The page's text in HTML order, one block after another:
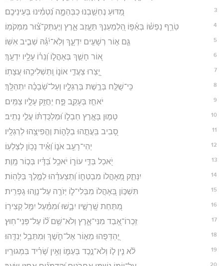
3 מַ֭דּוּעַ נֶחְשַׁ֣בְנוּ כַבְּהֵמָ֑ה נִ֝טְמִ֗ינוּ בְּעֵינֵיכֶֽם׃
4 טֹֽרֵ֥ף נַפְשׁ֗וֹ בְּאַ֫פּ֥וֹ הַ֭לְמַעַנְךָ תֵּעָ֣זַב אָ֑רֶץ וְיֶעְתַּק־צ֝֗וּר מִמְּקֹמֽוֹ׃
5 גַּ֤ם א֣וֹר רְשָׁעִ֣ים יִדְעָ֑ךְ וְלֹֽא־יִ֝גַּ֗הּ שְׁבִ֣יב אִשּֽׁוֹ׃
6 א֭וֹר חָשַׁ֣ךְ בְּאָהֳל֑וֹ וְ֝נֵר֗וֹ עָלָ֥יו יִדְעָֽךְ׃
7 יֵֽ֭צְרוּ צַעֲדֵ֣י אוֹנ֑וֹ וְֽתַשְׁלִיכֵ֥הוּ עֲצָתֽוֹ׃
8 כִּֽי־שֻׁלַּ֣ח בְּרֶ֣שֶׁת בְּרַגְלָ֑יו וְעַל־שְׂ֝בָכָ֗ה יִתְהַלָּֽךְ׃
9 יֹאחֵ֣ז בְּעָקֵ֣ב פָּ֑ח יַחֲזֵ֖ק עָלָ֣יו צַמִּֽים׃
10 טָמ֣וּן בָּאָ֣רֶץ חַבְל֑וֹ וּ֝מַלְכֻּדְתּ֗וֹ עֲלֵ֣י נָתִֽיב׃
11 סָ֭בִיב בִּֽעֲתֻ֣הוּ בַלָּה֑וֹת וֶהֱפִיצֻ֥הוּ לְרַגְלָֽיו׃
12 יְהִי־רָעֵ֥ב אֹנ֑וֹ וְ֝אֵ֗יד נָכ֥וֹן לְצַלְעֽוֹ׃
13 יֹ֭אכַל בַּדֵּ֣י עוֹר֑וֹ יֹאכַ֥ל בַּ֝דָּ֗יו בְּכ֣וֹר מָֽוֶת׃
14 יִנָּתֵ֣ק מֵ֭אָהֳלוֹ מִבְטַח֑וֹ וְ֝תַצְעִדֵ֗הוּ לְמֶ֣לֶךְ בַּלָּהֽוֹת׃
15 תִּשְׁכּ֣וֹן בְּ֭אָהֳלוֹ מִבְּלִי־ל֑וֹ יְזֹרֶ֖ה עַל־נָוֵ֣הוּ גָפְרִֽית׃
16 מִ֭תַּחַת שָֽׁרָשָׁ֣יו יִבָ֑שׁוּ וּ֝מִמַּ֗עַל יִמַּ֥ל קְצִירֽוֹ׃
17 זִֽכְרוֹ־אָ֭בַד מִנִּי־אָ֑רֶץ וְלֹא־שֵׁ֥ם ל֝֗וֹ עַל־פְּנֵי־חֽוּץ׃
18 יֶ֭הְדְּפֻהוּ מֵא֣וֹר אֶל־חֹ֑שֶׁךְ וּֽמִתֵּבֵ֥ל יְנִדֻּֽהוּ׃
19 לֹ֘א נִ֤ין ל֣וֹ וְלֹא־נֶ֣כֶד בְּעַמּ֑וֹ וְאֵ֥ין שָׂ֝רִ֗יד בִּמְגוּרָֽיו׃
20